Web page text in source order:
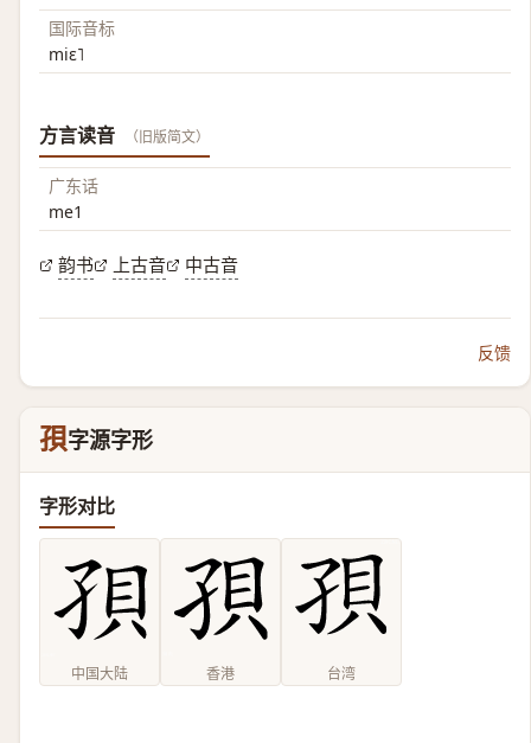
国际音标
miɛ˥
方言读音 （旧版简文）
广东话
me1
韵书 上古音 中古音
反馈
孭字源字形
字形对比
中国大陆 香港 台湾